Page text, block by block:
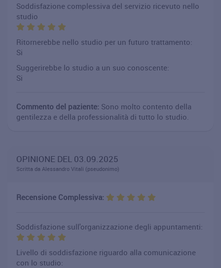
Soddisfazione complessiva del servizio ricevuto nello
studio
Ritornerebbe nello studio per un futuro trattamento:
Si
Suggerirebbe lo studio a un suo conoscente:
Si
Commento del paziente: Sono molto contento della
gentilezza e della professionalità di tutto lo studio.
OPINIONE DEL 03.09.2025
Scritta da Alessandro Vitali (pseudonimo)
Recensione Complessiva:
Soddisfazione sull'organizzazione degli appuntamenti:
Livello di soddisfazione riguardo alla comunicazione
con lo studio: